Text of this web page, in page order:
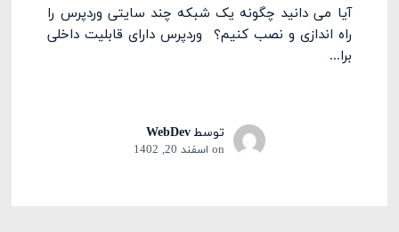
آیا می دانید چگونه یک شبکه چند سایتی وردپرس را
راه اندازی و نصب کنیم؟ وردپرس دارای قابلیت داخلی
برا...
توسطWebDev
on اسفند 20, 1402